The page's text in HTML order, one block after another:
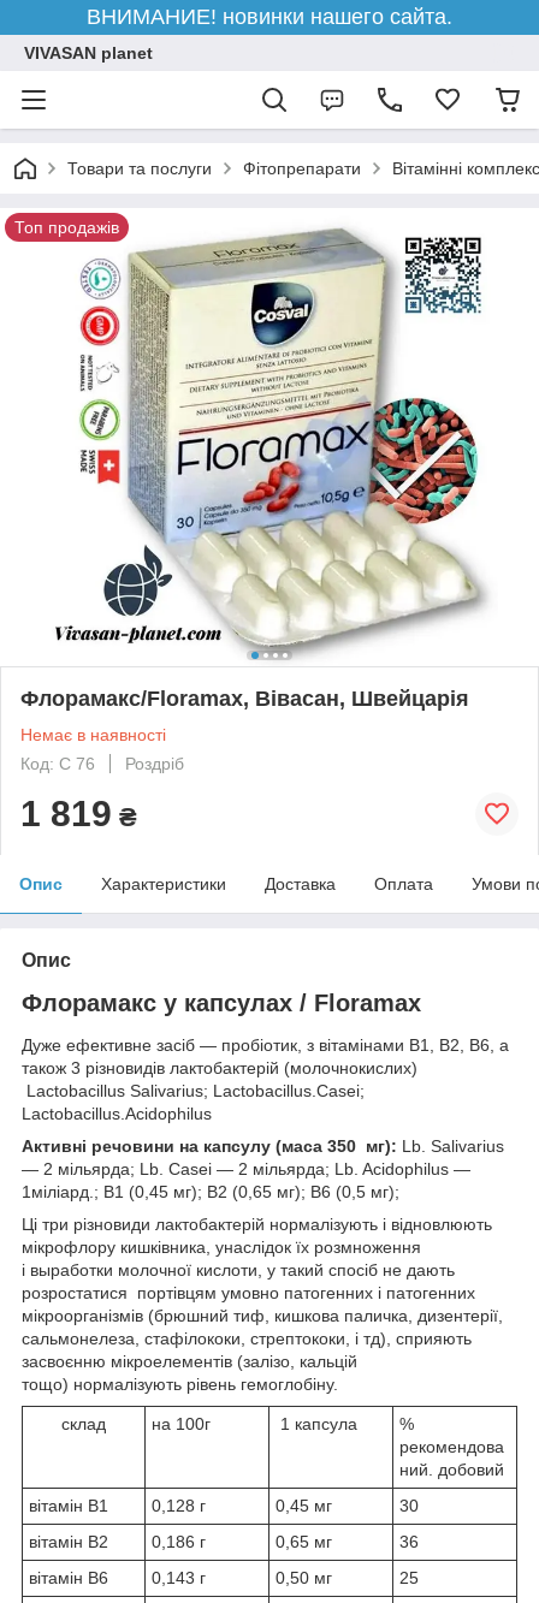
ВНИМАНИЕ! новинки нашего сайта.
VIVASAN planet
Товари та послуги Фітопрепарати Вітамінні
Топ продажів
Флорамакс/Floramax, Вівасан, Швейцарія
Немає в наявності
Код: С 76
Роздріб
1 819 ₴
Опис Характеристики Доставка Оплата Умови
Опис
Флорамакс у капсулах / Floramax
Дуже ефективне засіб — пробіотик, з вітамінами В1, В2, В6, а
також 3 різновидів лактобактерій (молочнокислих)
Lactobacillus Salivarius; Lactobacillus.Casei;
Lactobacillus.Acidophilus
Активні речовини на капсулу (маса 350 мг): Lb. Salivarius
― 2 мільярда; Lb. Casei ― 2 мільярда; Lb. Acidophilus —
1міліард.; В1 (0,45 мг); В2 (0,65 мг); В6 (0,5 мг);
Ці три різновиди лактобактерій нормалізують і відновлюють
мікрофлору кишківника, унаслідок їх розмноження
і выработки молочної кислоти, у такий спосіб не дають
розростатися портівцям умовно патогенних і патогенних
мікроорганізмів (брюшний тиф, кишкова паличка, дизентерії,
сальмонелеза, стафілококи, стрептококи, і тд), сприяють
засвоєнню мікроелементів (залізо, кальцій
тощо) нормалізують рівень гемоглобіну.
склад на 100г 1 капсула
%
рекомендова
ний. добовий
вітамін В1
0,128 г 0,45 мг
30
вітамін В2
0,186 г 0,65 мг
36
вітамін В6
0,143 г 0,50 мг
25